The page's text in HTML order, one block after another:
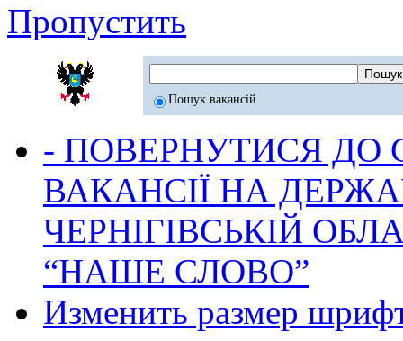
Пропустить
Пошук вакансій
- ПОВЕРНУТИСЯ ДО
ВАКАНСІЇ НА
ЧЕРНІГІВСЬКІЙ
“НАШЕ СЛОВО”
Изменить размер